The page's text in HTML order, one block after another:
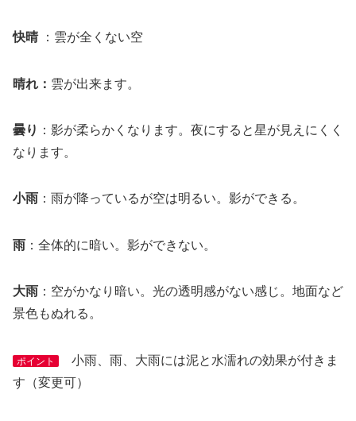
快晴：雲が全くない空
晴れ ： 雲が出来ます。
曇り ：影が柔らかくなります。夜にすると星が見えにくく
なります。
小雨 ：雨が降っているが空は明るい。影ができる。
雨 ：全体的に暗い。影ができない。
大雨 ：空がかなり暗い。光の透明感がない感じ。地面など
景色もぬれる。
ポイント
小雨、雨、大雨には泥と水濡れの効果が付きま
す（変更可）